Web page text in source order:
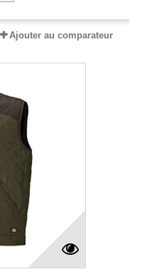
Ajouter au comparateur